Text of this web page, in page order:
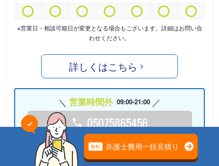
※営業日・相談可能日が変更となる場合もございます。詳細はお問い合
わせください。
詳しくはこちら
営業時間外 09:00-21:00
05075865456
24時間受付中